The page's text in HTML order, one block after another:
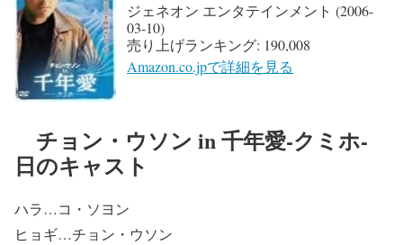
ジェネオン エンタテインメント (2006-
03-10)
売り上げランキング: 190,008
Amazon.co.jpで詳細を見る
チョン・ウソン in 千年愛-クミホ-
日のキャスト
ハラ…コ・ソヨン
ヒョギ…チョン・ウソン